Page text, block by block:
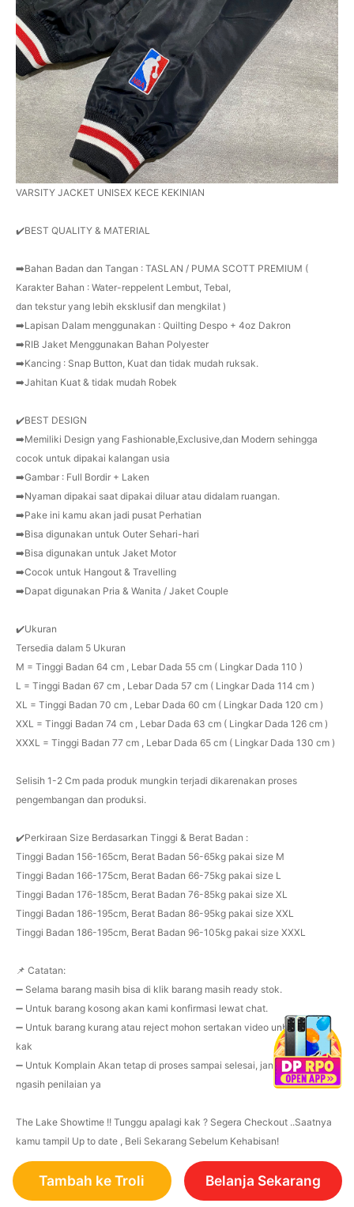
VARSITY JACKET UNISEX KECE KEKINIAN
✔️BEST QUALITY & MATERIAL
➡️Bahan Badan dan Tangan : TASLAN / PUMA SCOTT PREMIUM (
Karakter Bahan : Water-reppelent Lembut, Tebal,
dan tekstur yang lebih eksklusif dan mengkilat )
➡️Lapisan Dalam menggunakan : Quilting Despo + 4oz Dakron
➡️RIB Jaket Menggunakan Bahan Polyester
➡️Kancing : Snap Button, Kuat dan tidak mudah ruksak.
➡️Jahitan Kuat & tidak mudah Robek
✔️BEST DESIGN
➡️Memiliki Design yang Fashionable,Exclusive,dan Modern sehingga
cocok untuk dipakai kalangan usia
➡️Gambar : Full Bordir + Laken
➡️Nyaman dipakai saat dipakai diluar atau didalam ruangan.
➡️Pake ini kamu akan jadi pusat Perhatian
➡️Bisa digunakan untuk Outer Sehari-hari
➡️Bisa digunakan untuk Jaket Motor
➡️Cocok untuk Hangout & Travelling
➡️Dapat digunakan Pria & Wanita / Jaket Couple
✔️Ukuran
Tersedia dalam 5 Ukuran
M = Tinggi Badan 64 cm , Lebar Dada 55 cm ( Lingkar Dada 110 )
L = Tinggi Badan 67 cm , Lebar Dada 57 cm ( Lingkar Dada 114 cm )
XL = Tinggi Badan 70 cm , Lebar Dada 60 cm ( Lingkar Dada 120 cm )
XXL = Tinggi Badan 74 cm , Lebar Dada 63 cm ( Lingkar Dada 126 cm )
XXXL = Tinggi Badan 77 cm , Lebar Dada 65 cm ( Lingkar Dada 130 cm )
Selisih 1-2 Cm pada produk mungkin terjadi dikarenakan proses
pengembangan dan produksi.
✔️Perkiraan Size Berdasarkan Tinggi & Berat Badan :
Tinggi Badan 156-165cm, Berat Badan 56-65kg pakai size M
Tinggi Badan 166-175cm, Berat Badan 66-75kg pakai size L
Tinggi Badan 176-185cm, Berat Badan 76-85kg pakai size XL
Tinggi Badan 186-195cm, Berat Badan 86-95kg pakai size XXL
Tinggi Badan 186-195cm, Berat Badan 96-105kg pakai size XXXL
📌 Catatan:
➖ Selama barang masih bisa di klik barang masih ready stok.
➖ Untuk barang kosong akan kami konfirmasi lewat chat.
➖ Untuk barang kurang atau reject mohon sertakan video unboxing ya
kak
➖ Untuk Komplain Akan tetap di proses sampai selesai, jangan dulu
ngasih penilaian ya
The Lake Showtime !! Tunggu apalagi kak ? Segera Checkout ..Saatnya
kamu tampil Up to date , Beli Sekarang Sebelum Kehabisan!
Tambah ke Troli Belanja Sekarang